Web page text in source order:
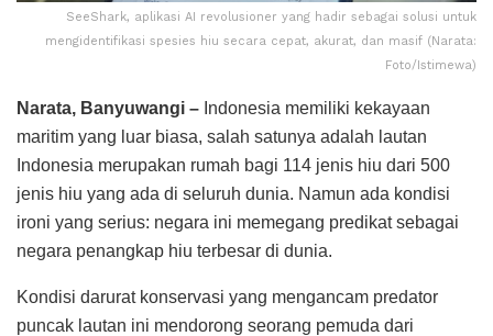
SeeShark, aplikasi AI revolusioner yang hadir sebagai solusi untuk
mengidentifikasi spesies hiu secara cepat, akurat, dan masif (Narata:
Foto/Istimewa)
Narata, Banyuwangi – Indonesia memiliki kekayaan
maritim yang luar biasa, salah satunya adalah lautan
Indonesia merupakan rumah bagi 114 jenis hiu dari 500
jenis hiu yang ada di seluruh dunia. Namun ada kondisi
ironi yang serius: negara ini memegang predikat sebagai
negara penangkap hiu terbesar di dunia.
Kondisi darurat konservasi yang mengancam predator
puncak lautan ini mendorong seorang pemuda dari